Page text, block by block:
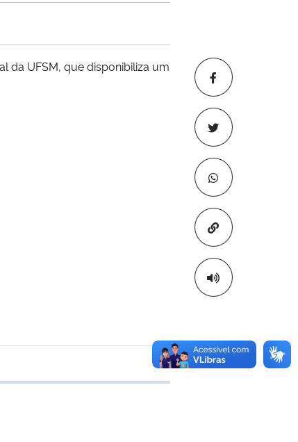
Copiar para
da UFSM, que disponibiliza um